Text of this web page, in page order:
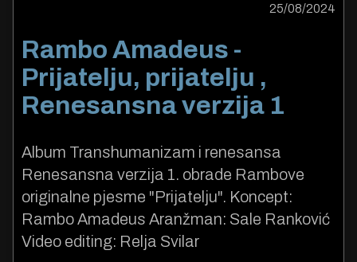
25/08/2024
Rambo Amadeus -
Prijatelju, prijatelju ,
Renesansna verzija 1
Album Transhumanizam i renesansa
Renesansna verzija 1. obrade Rambove
originalne pjesme "Prijatelju". Koncept:
Rambo Amadeus Aranžman: Sale Ranković
Video editing: Relja Svilar